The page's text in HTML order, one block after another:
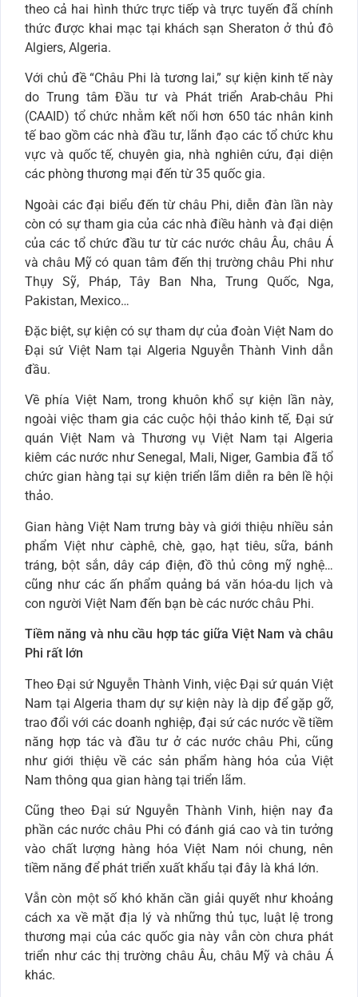
theo cả hai hình thức trực tiếp và trực tuyến đã chính
thức được khai mạc tại khách sạn Sheraton ở thủ đô
Algiers, Algeria.
Với chủ đề “Châu Phi là tương lai,” sự kiện kinh tế này
do Trung tâm Đầu tư và Phát triển Arab-châu Phi
(CAAID) tổ chức nhằm kết nối hơn 650 tác nhân kinh
tế bao gồm các nhà đầu tư, lãnh đạo các tổ chức khu
vực và quốc tế, chuyên gia, nhà nghiên cứu, đại diện
các phòng thương mại đến từ 35 quốc gia.
Ngoài các đại biểu đến từ châu Phi, diễn đàn lần này
còn có sự tham gia của các nhà điều hành và đại diện
của các tổ chức đầu tư từ các nước châu Âu, châu Á
và châu Mỹ có quan tâm đến thị trường châu Phi như
Thụy Sỹ, Pháp, Tây Ban Nha, Trung Quốc, Nga,
Pakistan, Mexico…
Đặc biệt, sự kiện có sự tham dự của đoàn Việt Nam do
Đại sứ Việt Nam tại Algeria Nguyễn Thành Vinh dẫn
đầu.
Về phía Việt Nam, trong khuôn khổ sự kiện lần này,
ngoài việc tham gia các cuộc hội thảo kinh tế, Đại sứ
quán Việt Nam và Thương vụ Việt Nam tại Algeria
kiêm các nước như Senegal, Mali, Niger, Gambia đã tổ
chức gian hàng tại sự kiện triển lãm diễn ra bên lề hội
thảo.
Gian hàng Việt Nam trưng bày và giới thiệu nhiều sản
phẩm Việt như càphê, chè, gạo, hạt tiêu, sữa, bánh
tráng, bột sắn, dây cáp điện, đồ thủ công mỹ nghệ…
cũng như các ấn phẩm quảng bá văn hóa-du lịch và
con người Việt Nam đến bạn bè các nước châu Phi.
Tiềm năng và nhu cầu hợp tác giữa Việt Nam và châu
Phi rất lớn
Theo Đại sứ Nguyễn Thành Vinh, việc Đại sứ quán Việt
Nam tại Algeria tham dự sự kiện này là dịp để gặp gỡ,
trao đổi với các doanh nghiệp, đại sứ các nước về tiềm
năng hợp tác và đầu tư ở các nước châu Phi, cũng
như giới thiệu về các sản phẩm hàng hóa của Việt
Nam thông qua gian hàng tại triển lãm.
Cũng theo Đại sứ Nguyễn Thành Vinh, hiện nay đa
phần các nước châu Phi có đánh giá cao và tin tưởng
vào chất lượng hàng hóa Việt Nam nói chung, nên
tiềm năng để phát triển xuất khẩu tại đây là khá lớn.
Vẫn còn một số khó khăn cần giải quyết như khoảng
cách xa về mặt địa lý và những thủ tục, luật lệ trong
thương mại của các quốc gia này vẫn còn chưa phát
triển như các thị trường châu Âu, châu Mỹ và châu Á
khác.